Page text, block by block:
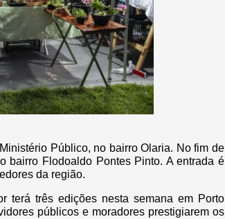
Público, no bairro Olaria. No fim de
bairro Flodoaldo Pontes Pinto. A entrada é
da região.
terá três edições nesta semana em Porto
públicos e moradores prestigiarem os